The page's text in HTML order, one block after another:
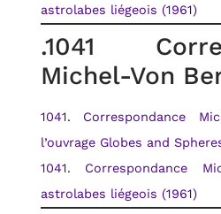
astrolabes liégeois (1961)
.1041
Michel-Von
1041. Correspondance
l’ouvrage Globes and
1041. Correspondance
astrolabes liégeois (1961)